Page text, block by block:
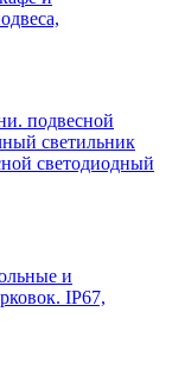
подвесной
светильник
светодиодный
и
IP67,